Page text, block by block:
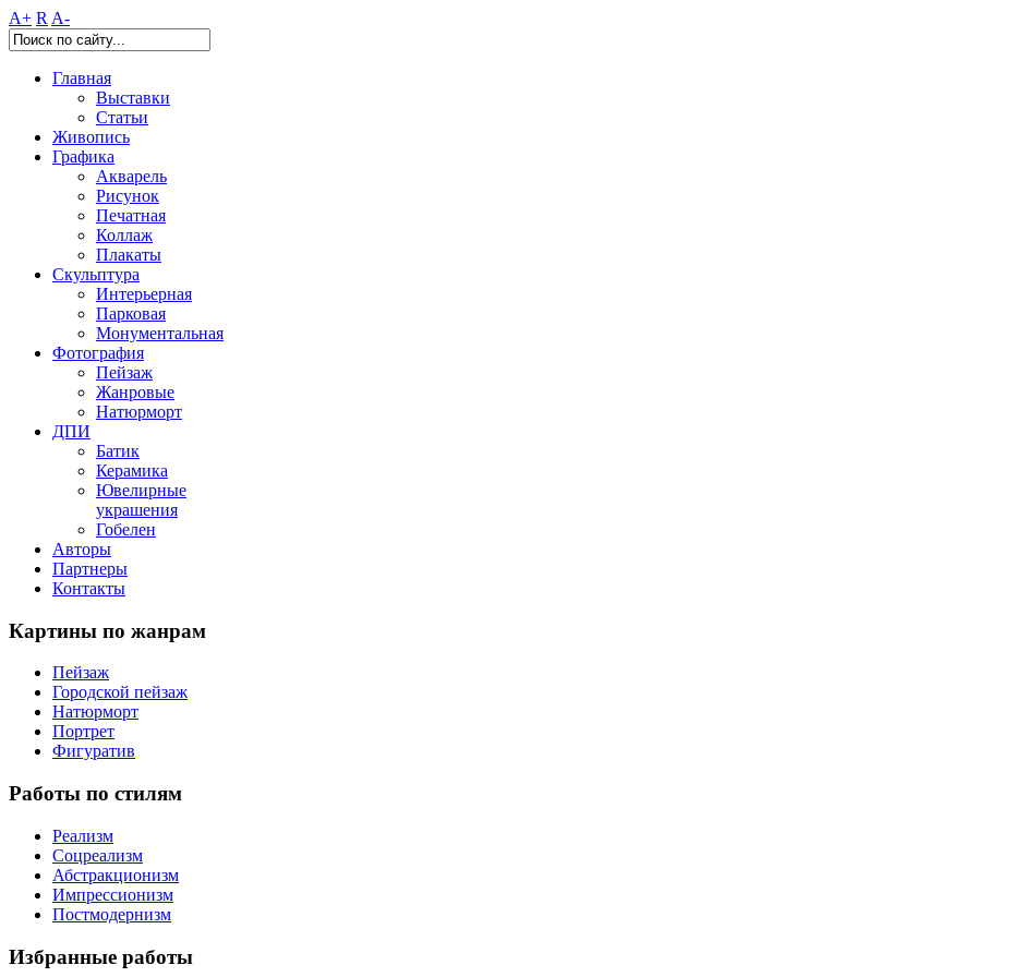
A+ R A-
Главная
Выставки
Статьи
Живопись
Графика
Акварель
Рисунок
Печатная
Коллаж
Плакаты
Скульптура
Интерьерная
Парковая
Монументальная
Фотография
Пейзаж
Жанровые
Натюрморт
ДПИ
Батик
Керамика
Ювелирные
украшения
Гобелен
Авторы
Партнеры
Контакты
Картины по жанрам
Пейзаж
Городской пейзаж
Натюрморт
Портрет
Фигуратив
Работы по стилям
Реализм
Соцреализм
Абстракционизм
Импрессионизм
Постмодернизм
Избранные работы